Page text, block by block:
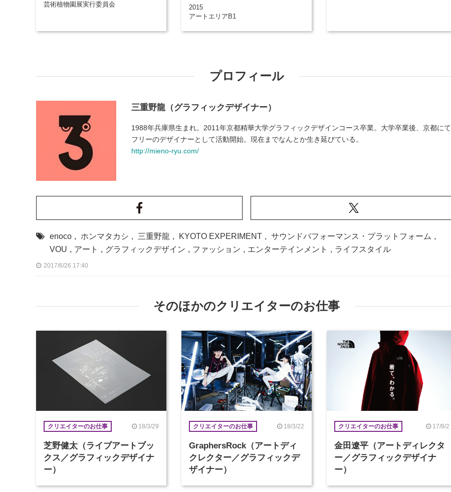
芸術植物園展実行委員会
2015
アートエリアB1
プロフィール
三重野龍（グラフィックデザイナー）
1988年兵庫県生まれ。2011年京都精華大学グラフィックデザインコース卒業。大学卒業後、京都にて
フリーのデザイナーとして活動開始。現在までなんとか生き延びている。
http://mieno-ryu.com/
enoco , ホンマタカシ , 三重野龍 , KYOTO EXPERIMENT , サウンドパフォーマンス・プラットフォーム ,
VOU , アート , グラフィックデザイン , ファッション , エンターテインメント , ライフスタイル
2017/6/26 17:40
そのほかのクリエイターのお仕事
クリエイターのお仕事 18/3/29
芝野健太（ライブアートブッ
クス／グラフィックデザイナ
ー）
クリエイターのお仕事 18/3/22
GraphersRock（アートディ
クレクター／グラフィックデ
ザイナー）
クリエイターのお仕事 17/8/2
金田遼平（アートディレクタ
ー／グラフィックデザイナ
ー）